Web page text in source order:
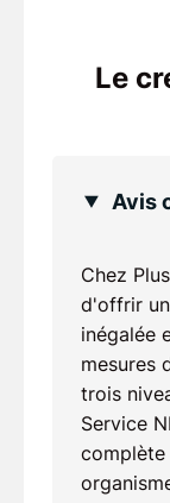
Le
Avis
Chez
d'offrir
inégalée
mesures
trois
Service
complète